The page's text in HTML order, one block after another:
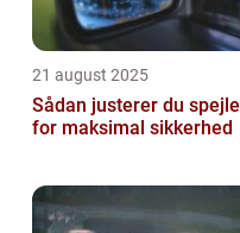
21 august 2025
Sådan justerer du spejle
for maksimal sikkerhed